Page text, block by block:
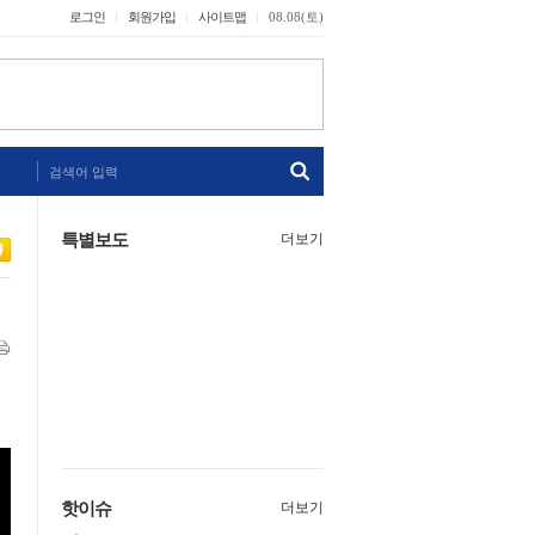
로그인 회원가입 사이트맵 08.08(토)
검색어 입력
특별보도 더보기
핫이슈 더보기